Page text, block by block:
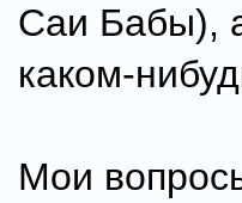
Саи Бабы),
каком-
Мои